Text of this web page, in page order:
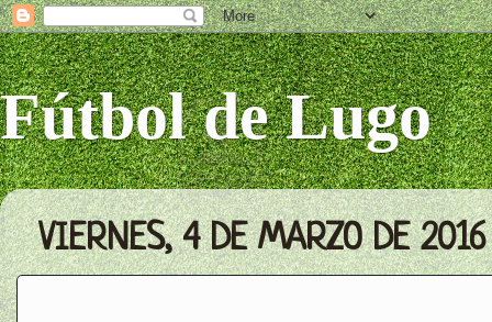
Fútbol de Lugo
VIERNES, 4 DE MARZO DE 2016